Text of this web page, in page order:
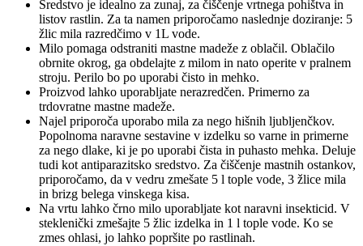
Sredstvo je idealno za zunaj, za čiščenje vrtnega pohištva in
listov rastlin. Za ta namen priporočamo naslednje doziranje: 5
žlic mila razredčimo v 1L vode.
Milo pomaga odstraniti mastne madeže z oblačil. Oblačilo
obrnite okrog, ga obdelajte z milom in nato operite v pralnem
stroju. Perilo bo po uporabi čisto in mehko.
Proizvod lahko uporabljate nerazredčen. Primerno za
trdovratne mastne madeže.
Najel priporoča uporabo mila za nego hišnih ljubljenčkov.
Popolnoma naravne sestavine v izdelku so varne in primerne
za nego dlake, ki je po uporabi čista in puhasto mehka. Deluje
tudi kot antiparazitsko sredstvo. Za čiščenje mastnih ostankov,
priporočamo, da v vedru zmešate 5 l tople vode, 3 žlice mila
in brizg belega vinskega kisa.
Na vrtu lahko črno milo uporabljate kot naravni insekticid. V
steklenički zmešajte 5 žlic izdelka in 1 l tople vode. Ko se
zmes ohlasi, jo lahko popršite po rastlinah. ​